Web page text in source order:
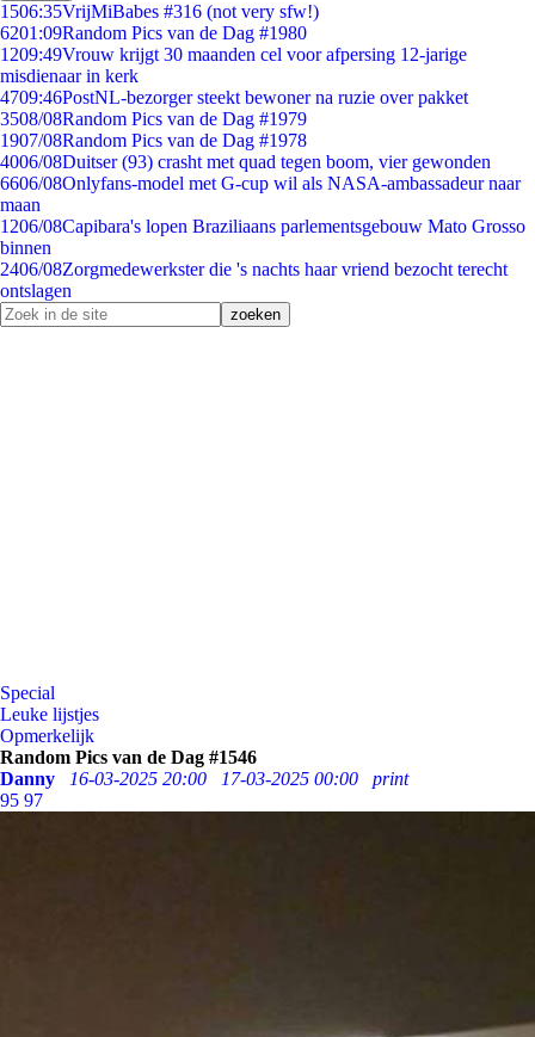
1506:35VrijMiBabes #316 (not very sfw!)
6201:09Random Pics van de Dag #1980
1209:49Vrouw krijgt 30 maanden cel voor afpersing 12-jarige
misdienaar in kerk
4709:46PostNL-bezorger steekt bewoner na ruzie over pakket
3508/08Random Pics van de Dag #1979
1907/08Random Pics van de Dag #1978
4006/08Duitser (93) crasht met quad tegen boom, vier gewonden
6606/08Onlyfans-model met G-cup wil als NASA-ambassadeur naar
maan
1206/08Capibara's lopen Braziliaans parlementsgebouw Mato Grosso
binnen
2406/08Zorgmedewerkster die 's nachts haar vriend bezocht terecht
ontslagen
Special
Leuke lijstjes
Opmerkelijk
Random Pics van de Dag #1546
Danny
16-03-2025 20:00 17-03-2025 00:00
print
95 97